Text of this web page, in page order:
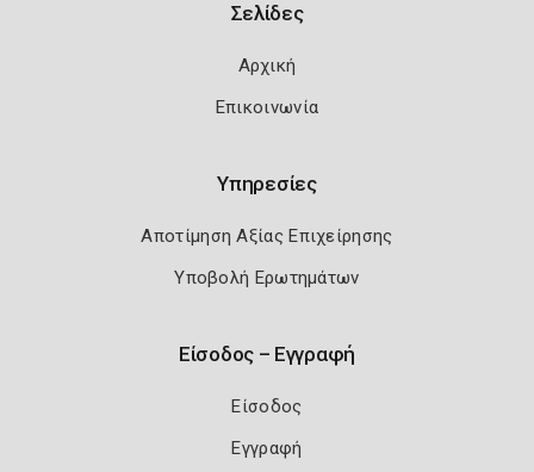
Σελίδες
Αρχική
Επικοινωνία
Υπηρεσίες
Αποτίμηση Αξίας Επιχείρησης
Υποβολή Ερωτημάτων
Είσοδος – Εγγραφή
Είσοδος
Εγγραφή